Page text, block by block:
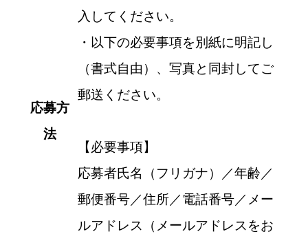
応募方
法
入してください。
・以下の必要事項を別紙に明記し
（書式自由）、写真と同封してご
郵送ください。
【必要事項】
応募者氏名（フリガナ）／年齢／
郵便番号／住所／電話番号／メー
ルアドレス（メールアドレスをお